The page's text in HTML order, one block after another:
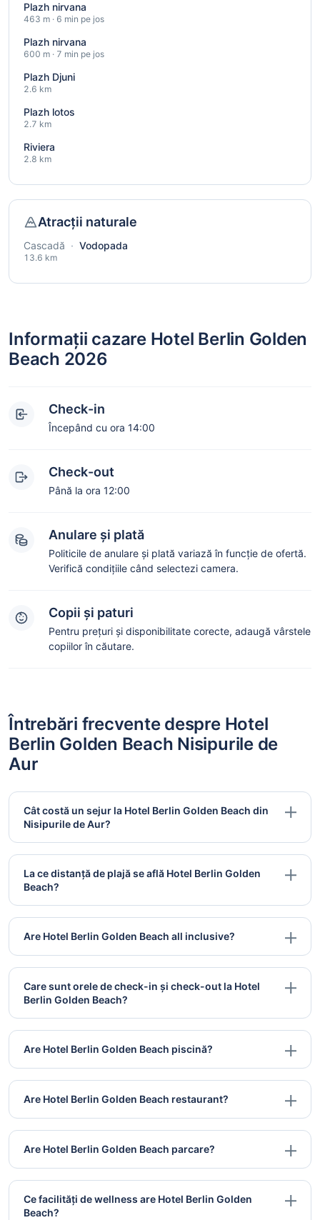
Plazh nirvana
463 m · 6 min pe jos
Plazh nirvana
600 m · 7 min pe jos
Plazh Djuni
2.6 km
Plazh lotos
2.7 km
Riviera
2.8 km
Atracții naturale
Cascadă · Vodopada
13.6 km
Informații cazare Hotel Berlin Golden
Beach 2026
Check-in
Începând cu ora 14:00
Check-out
Până la ora 12:00
Anulare și plată
Politicile de anulare și plată variază în funcție de ofertă.
Verifică condițiile când selectezi camera.
Copii și paturi
Pentru prețuri și disponibilitate corecte, adaugă vârstele
copiilor în căutare.
Întrebări frecvente despre Hotel
Berlin Golden Beach Nisipurile de
Aur
Cât costă un sejur la Hotel Berlin Golden Beach din
Nisipurile de Aur?
La ce distanță de plajă se află Hotel Berlin Golden
Beach?
Are Hotel Berlin Golden Beach all inclusive?
Care sunt orele de check-in și check-out la Hotel
Berlin Golden Beach?
Are Hotel Berlin Golden Beach piscină?
Are Hotel Berlin Golden Beach restaurant?
Are Hotel Berlin Golden Beach parcare?
Ce facilități de wellness are Hotel Berlin Golden
Beach?